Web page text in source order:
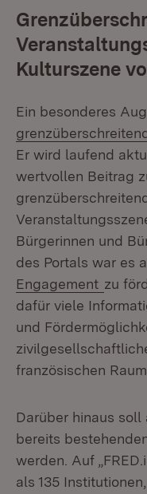
Kulturszene
Ein besonderes
Er wird laufend
wertvollen Beitrag
Bürgerinnen und
des Portals war es
Engagement zu
dafür viele
und
französischen Raum.
Darüber hinaus
bereits
werden. Auf
als 135